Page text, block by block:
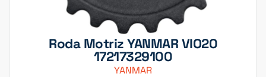
Roda Motriz YANMAR VIO20
17217329100
YANMAR